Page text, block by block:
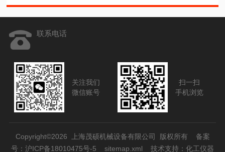
联系电话
关注我们
微信账号
扫一扫
手机浏览
Copyright©2026 上海茂硕机械设备有限公司 版权所有 备案
号：沪ICP备18010475号-5
sitemap.xml 技术支持： 化工仪器